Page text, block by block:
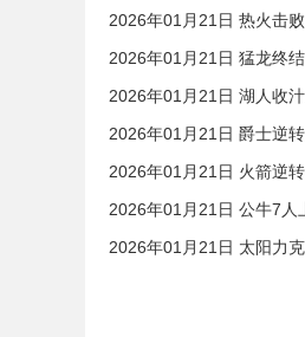
2026年01月21日 热火击
2026年01月21日 猛龙终
2026年01月21日 湖人收
2026年01月21日 爵士逆
2026年01月21日 火箭逆
2026年01月21日 公牛7人
2026年01月21日 太阳力